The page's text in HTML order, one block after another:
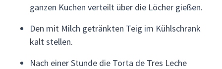
ganzen Kuchen verteilt über die Löcher gießen.
Den mit Milch getränkten Teig im Kühlschrank
kalt stellen.
Nach einer Stunde die Torta de Tres Leche